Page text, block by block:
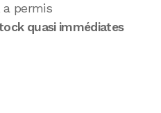
a permis
quasi immédiates